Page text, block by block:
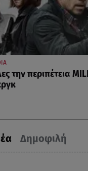
Δημοφιλή
την περιπέτεια